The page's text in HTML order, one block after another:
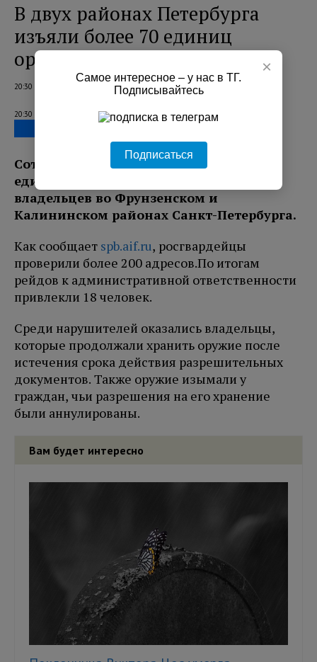
В двух районах Петербурга
изъяли более 70 единиц
оружия
20:30 08.08.2026
20:30 08.08.2026
Сотрудники Росгвардии изъяли 72
единицы оружия во время проверок
владельцев во Фрунзенском и
Калининском районах Санкт-Петербурга.
Как сообщает spb.aif.ru, росгвардейцы
проверили более 200 адресов.По итогам
рейдов к административной ответственности
привлекли 18 человек.
Среди нарушителей оказались владельцы,
которые продолжали хранить оружие после
истечения срока действия разрешительных
документов. Также оружие изымали у
граждан, чьи разрешения на его хранение
были аннулированы.
Вам будет интересно
×
Самое интересное – у нас в ТГ.
Подписывайтесь
Подписаться